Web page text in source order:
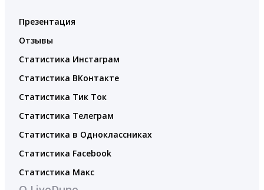
Презентация
Отзывы
Статистика Инстаграм
Статистика ВКонтакте
Статистика Тик Ток
Статистика Телеграм
Статистика в Одноклассниках
Статистика Facebook
Статистика Макс